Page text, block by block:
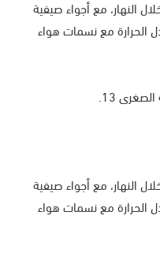
النهار، مع أجواء صيفية
الحرارة مع نسمات هواء
النهار، مع أجواء صيفية
الحرارة مع نسمات هواء